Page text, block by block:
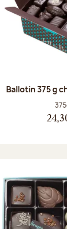
Ballotin 375 g